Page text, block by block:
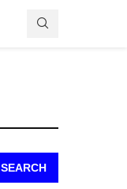
SEARCH